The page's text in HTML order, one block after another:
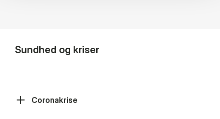
Sundhed og kriser
Coronakrise